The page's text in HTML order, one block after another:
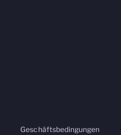
Geschäftsbedingungen